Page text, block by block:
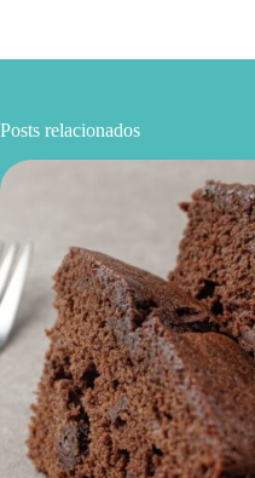
Posts relacionados